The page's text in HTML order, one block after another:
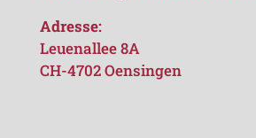
Adresse:
Leuenallee 8A
CH-4702 Oensingen